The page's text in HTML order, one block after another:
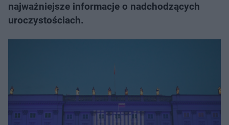
najważniejsze informacje o nadchodzących
uroczystościach.